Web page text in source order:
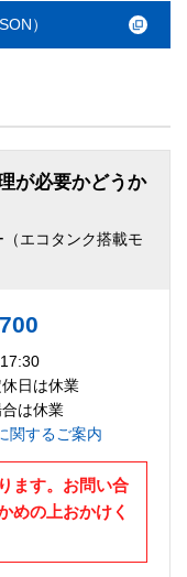
）
が必要かどうか
エコタンク搭載モ
日は休業
は休業
関するご案内
ます。お問い合
めの上おかけく